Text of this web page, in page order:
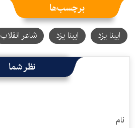
برچسب‌ها
ایبنا یزد ایبنا یزد شاعر انقلاب
نظر شما
نام